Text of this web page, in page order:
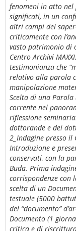
fenomeni in atto
significati, in un
altri campi del
criticamente con
vasto patrimonio di
Centro Archivi
testimonianza che
relativo alla parola
manipolazione
Scelta di una
corrente nel
riflessione
dottorande e dei
2_Indagine presso il
Introduzione e
conservati, con la
Buda. Prima
corrispondenze con
scelta di un
testuale (5000
del “documento”
Documento (1
critica e di